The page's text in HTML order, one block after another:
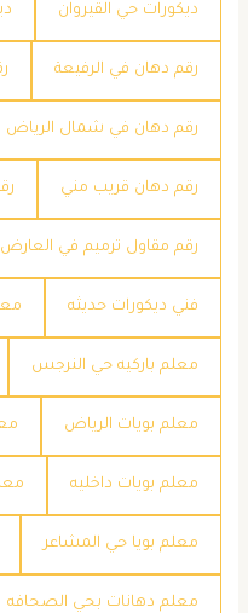
ديكورات حي القيروان
رقم دهان في الرفيعة
رقم دهان في شمال الرياض
رقم دهان قريب مني
رقم مقاول ترميم في العارض
فني ديكورات حديثه
معلم باركيه حي النرجس
معلم بويات الرياض
معلم بويات داخليه
معلم بويا حي المشاعر
معلم دهانات بحي الصحافه